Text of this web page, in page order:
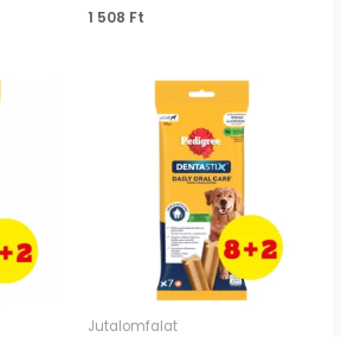
1 508 Ft
Jutalomfalat